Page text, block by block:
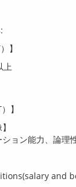
）】
上
）】
ション能力、論理
and